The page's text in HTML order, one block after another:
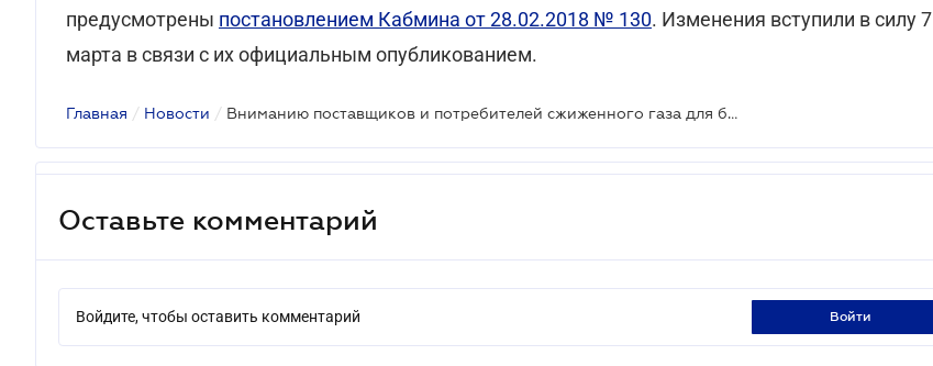
предусмотрены постановлением Кабмина от 28.02.2018 № 130. Изменения вступили в силу 7
марта в связи с их официальным опубликованием.
Главная / Новости / Вниманию поставщиков и потребителей сжиженного газа для бытовых нужд
Оставьте комментарий
Войдите, чтобы оставить комментарий войти